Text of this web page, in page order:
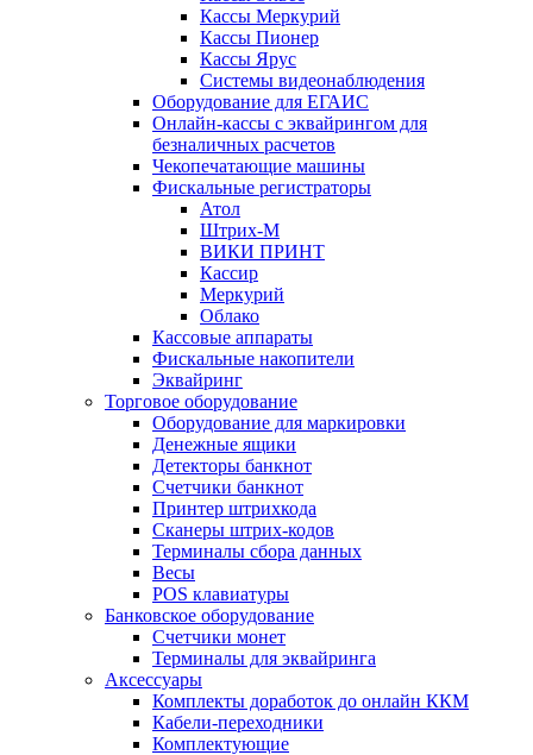
Кассы Меркурий
Кассы Пионер
Кассы Ярус
Системы видеонаблюдения
Оборудование для ЕГАИС
Онлайн-кассы с эквайрингом для
безналичных расчетов
Чекопечатающие машины
Фискальные регистраторы
Атол
Штрих-М
ВИКИ ПРИНТ
Кассир
Меркурий
Облако
Кассовые аппараты
Фискальные накопители
Эквайринг
Торговое оборудование
Оборудование для маркировки
Денежные ящики
Детекторы банкнот
Счетчики банкнот
Принтер штрихкода
Сканеры штрих-кодов
Терминалы сбора данных
Весы
POS клавиатуры
Банковское оборудование
Счетчики монет
Терминалы для эквайринга
Аксессуары
Комплекты доработок до онлайн ККМ
Кабели-переходники
Комплектующие